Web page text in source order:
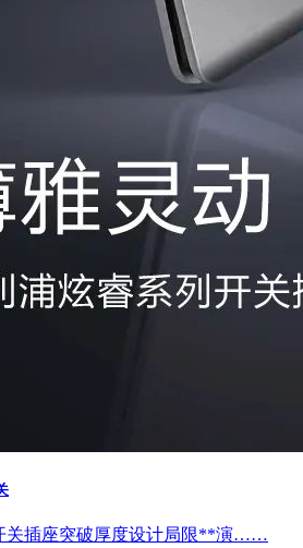
关插座突破厚度设计局限**演……